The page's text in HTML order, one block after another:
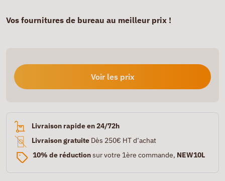
Vos fournitures de bureau au meilleur prix !
Voir les prix
Livraison rapide en 24/72h
Livraison gratuite Dès 250€ HT d’achat
10% de réductionsur votre 1ère commande, NEW10L